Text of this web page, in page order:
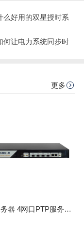
么好用的双星授时系
何让电力系统同步时
更多
时间服务器 4网口PTP服务器 CBM-D-40